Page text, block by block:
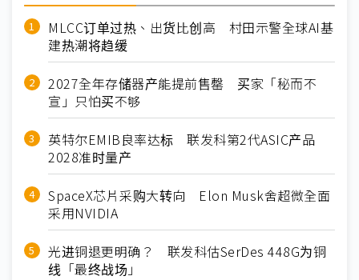
MLCC订单过热、出货比创高 村田示警全球AI基
建热潮将趋缓
2027全年存储器产能提前售罄 买家「秘而不
宣」只怕买不够
英特尔EMIB良率达标 联发科第2代ASIC产品
2028准时量产
SpaceX芯片采购大转向 Elon Musk舍超微全面
采用NVIDIA
光进铜退更明确？ 联发科估SerDes 448G为铜
线「最终战场」